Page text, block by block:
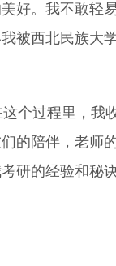
好。我不敢轻
被西北民族大
个过程里，我
的陪伴，老师
研的经验和秘